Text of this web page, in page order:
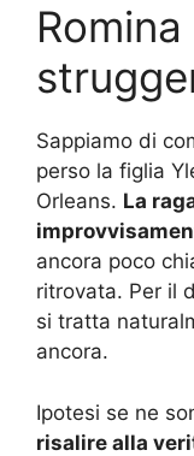
Sappiamo di
perso la figlia
Orleans. La
ancora poco
ritrovata. Per il
si tratta
ancora.
Ipotesi se ne
risalire alla